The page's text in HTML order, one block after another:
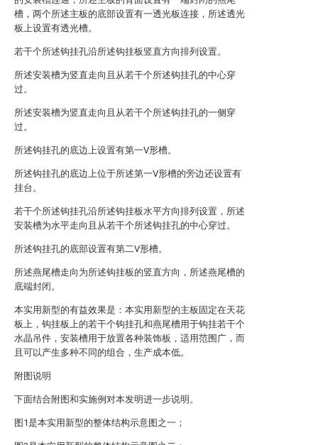
槽，两个所述主板的底部设置有一透光板连接，所述透光
板上设置有透光槽。
若干个所述钩挂孔沿所述钩挂板竖直方向排列设置。
所述安装槽为竖直走向且从若干个所述钩挂孔的中心穿
过。
所述安装槽为竖直走向且从若干个所述钩挂孔的一侧穿
过。
所述钩挂孔的底边上设置有第一V形槽。
所述钩挂孔的底边上位于所述第一V形槽的旁边还设置有
挂台。
若干个所述钩挂孔沿所述钩挂板水平方向排列设置，所述
安装槽为水平走向且从若干个所述钩挂孔的中心穿过。
所述钩挂孔的底部设置有第二V形槽。
所述燕尾槽走向为所述钩挂板的竖直方向，所述燕尾槽的
底端封闭。
本实用新型的有益效果是：本实用新型的主板固定在天花
板上，钩挂板上的若干个钩挂孔和燕尾槽用于钩挂若干个
水晶吊件，安装槽用于放置各种装饰板，适用范围广，而
且可以产生多种不同的组合，生产成本低。
附图说明
下面结合附图和实施例对本发明进一步说明。
图1是本实用新型的整体结构示意图之一；